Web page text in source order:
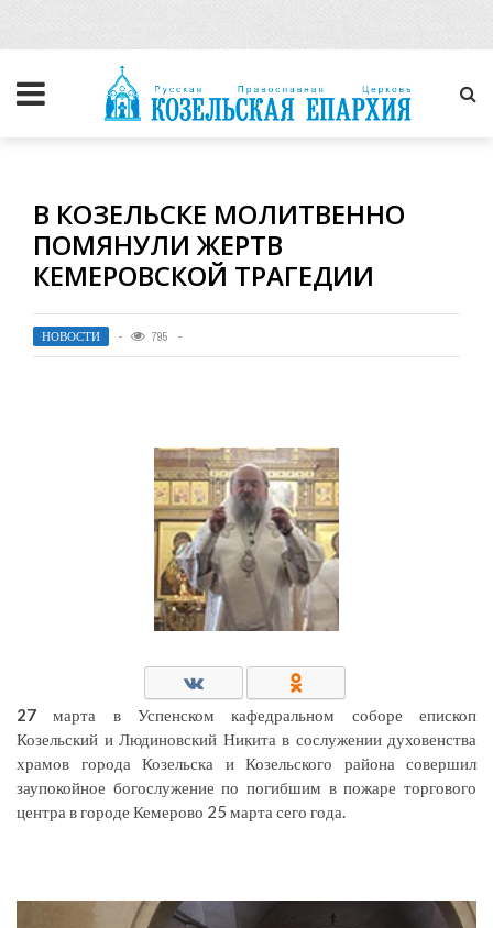
В КОЗЕЛЬСКЕ МОЛИТВЕННО
ПОМЯНУЛИ ЖЕРТВ
КЕМЕРОВСКОЙ ТРАГЕДИИ
НОВОСТИ 795
27 марта в Успенском кафедральном соборе епископ
Козельский и Людиновский Никита в сослужении духовенства
храмов города Козельска и Козельского района совершил
заупокойное богослужение по погибшим в пожаре торгового
центра в городе Кемерово 25 марта сего года.